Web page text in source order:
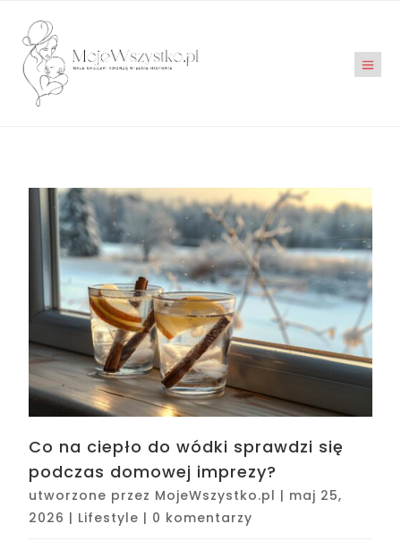
Co na ciepło do wódki sprawdzi się
podczas domowej imprezy?
utworzone przez MojeWszystko.pl | maj 25,
2026 | Lifestyle | 0 komentarzy